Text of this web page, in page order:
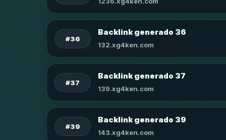
#36
Backlink generado 36
132.xg4ken.com
#37
Backlink generado 37
139.xg4ken.com
#39
Backlink generado 39
143.xg4ken.com